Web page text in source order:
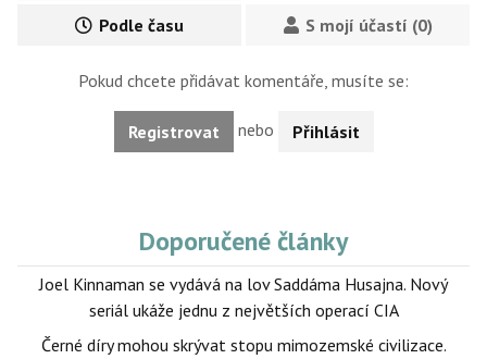
Podle času S mojí účastí (0)
Pokud chcete přidávat komentáře, musíte se:
Registrovat nebo Přihlásit
Doporučené články
Joel Kinnaman se vydává na lov Saddáma Husajna. Nový
seriál ukáže jednu z největších operací CIA
Černé díry mohou skrývat stopu mimozemské civilizace.